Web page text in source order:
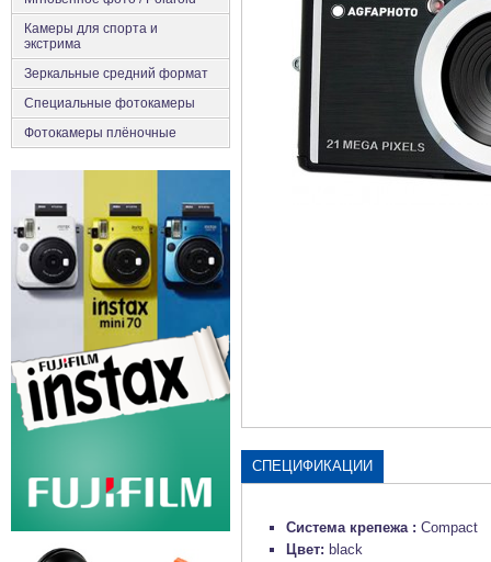
Камеры для спорта и
экстрима
Зеркальные средний формат
Специальные фотокамеры
Фотокамеры плёночные
СПЕЦИФИКАЦИИ
Система крепежа : Compact
Цвет: black